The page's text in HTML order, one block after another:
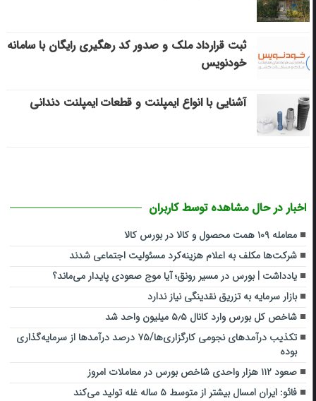
ثبت قرارداد ملک و صدور کد رهگیری رایگان با سامانه
خودنویس
آشنایی با انواع ایمپلنت و قطعات ایمپلنت دندانی
اخبار در حال مشاهده توسط کاربران
معامله ۱۰۹ همت محصول و کالا در بورس کالا
شرکت‌ها مکلف به اعلام هزینه‌کرد مسئولیت اجتماعی شدند
یادداشت | بورس در مسیر رونق؛ آیا موج صعودی پایدار می‌ماند؟
بازار سرمایه به تزریق نقدینگی نیاز ندارد
شاخص کل بورس وارد کانال ۵٫۵ میلیون واحد شد
تکذیب درآمدهای نجومی کارگزاری‌ها/۷۵ درصد درآمدها از سرمایه‌گذاری
بوده
صعود ۱۱۲ هزار واحدی شاخص بورس در معاملات امروز
فائو: ایران امسال بیشتر از متوسط ۵ ساله غله تولید می‌کند